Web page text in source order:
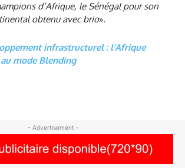
d’Afrique, le Sénégal pour son
obtenu avec brio».
infrastructurel : l’Afrique
mode Blending
- Advertisement -